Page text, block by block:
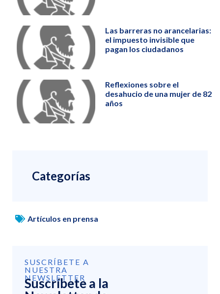
Las barreras no arancelarias:
el impuesto invisible que
pagan los ciudadanos
Reflexiones sobre el
desahucio de una mujer de 82
años
Categorías
Artículos en prensa
SUSCRÍBETE A
NUESTRA
NEWSLETTER
Suscríbete a la